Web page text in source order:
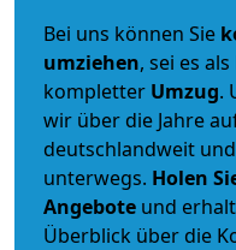
Bei uns können Sie
umziehen, sei es als
kompletter Umzug.
wir über die Jahre
deutschlandweit
unterwegs. Holen
Angebote und
Überblick über die